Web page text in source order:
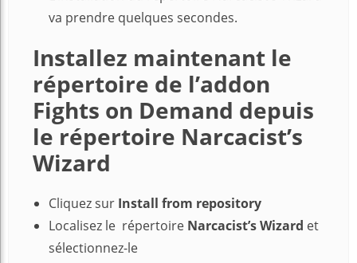
va prendre quelques secondes.
Installez maintenant le
répertoire de l’addon
Fights on Demand depuis
le répertoire Narcacist’s
Wizard
Cliquez sur Install from repository
Localisez le répertoire Narcacist’s Wizard et
sélectionnez-le